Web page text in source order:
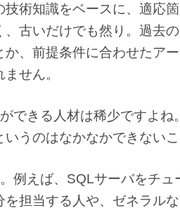
技術知識をベースに、適応
、古いだけでも然り。過去
か、前提条件に合わせたア
せん。
できる人材は稀少ですよ
うのはなかなかできないこ
例えば、SQLサーバをチ
を担当する人や、ゼネラル